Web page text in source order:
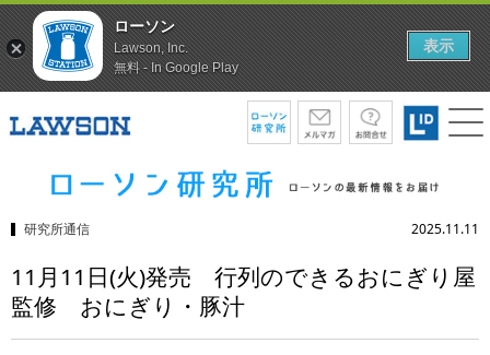
研究所通信 2025.11.11
11月11日(火)発売 行列のできるおにぎり屋
監修 おにぎり・豚汁
ローソン
Lawson, Inc.
無料 - In Google Play
表示